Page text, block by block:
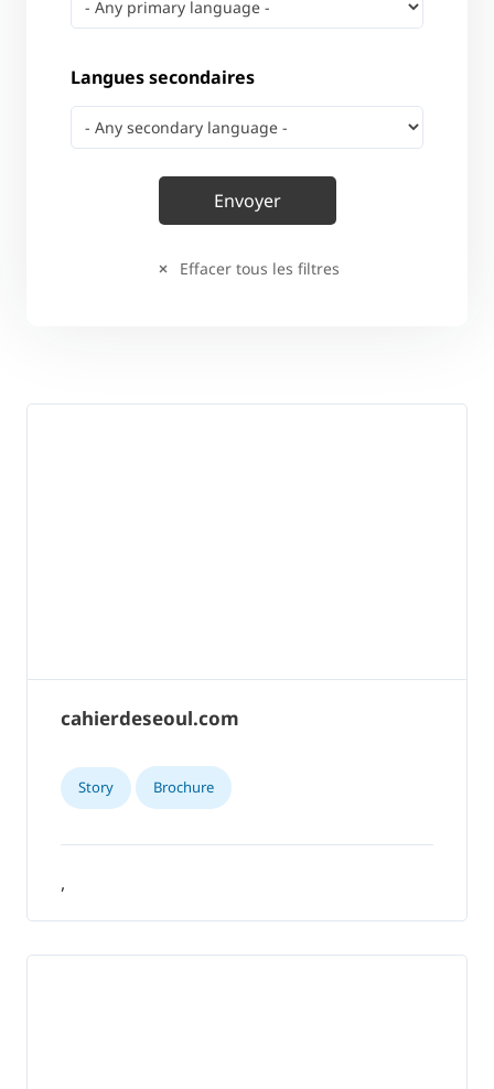
Langues secondaires
Effacer tous les filtres
cahierdeseoul.com
Story Brochure
,